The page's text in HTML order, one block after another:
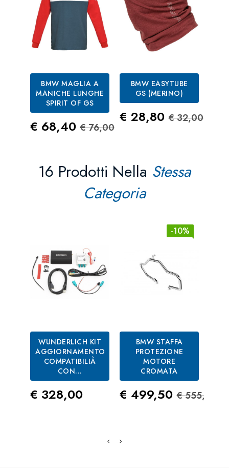
BMW MAGLIA A
MANICHE LUNGHE
SPIRIT OF GS
Prezzo
€ 68,40 Prezzo Standard
€ 76,00
BMW EASYTUBE
GS (MERINO)
Prezzo
€ 28,80 Prezzo
€ 32,00
16 Prodotti Nella Stessa
Categoria
WUNDERLICH KIT
AGGIORNAMENTO
COMPATIBILIÀ
CON...
Prezzo
€ 328,00
-10%
BMW STAFFA
PROTEZIONE
MOTORE
CROMATA
Prezzo
€ 499,50 Prezzo
€ 555,00